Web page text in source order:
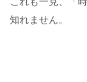
知れません。